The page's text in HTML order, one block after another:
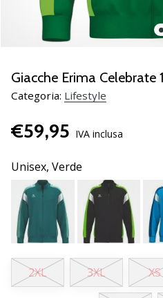
ambassador
Weplayvolleyball
un
fanatico
della
come
Unisciti
noi
come
marchio
Ambassador.
11. 8. 2022
Giacche Erima Celebrate
Categoria: Lifestyle
€59,95 IVA inclusa
Unisex, Verde
2XL 3XL XS